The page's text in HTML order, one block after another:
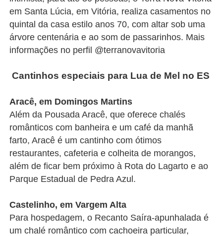
em Santa Lúcia, em Vitória, realiza casamentos no
quintal da casa estilo anos 70, com altar sob uma
árvore centenária e ao som de passarinhos. Mais
informações no perfil @terranovavitoria
Cantinhos especiais para Lua de Mel no ES
Aracê, em Domingos Martins
Além da Pousada Aracê, que oferece chalés
românticos com banheira e um café da manhã
farto, Aracê é um cantinho com ótimos
restaurantes, cafeteria e colheita de morangos,
além de ficar bem próximo à Rota do Lagarto e ao
Parque Estadual de Pedra Azul.
Castelinho, em Vargem Alta
Para hospedagem, o Recanto Saíra-apunhalada é
um chalé romântico com cachoeira particular,